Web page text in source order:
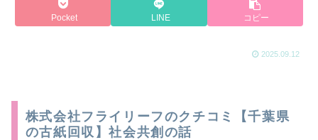
Pocket LINE コピー
2025.09.12
株式会社フライリーフのクチコミ【千葉県
の古紙回収】社会共創の話